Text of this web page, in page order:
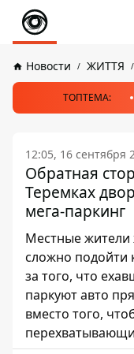
Новости ЖИТТЯ
ТОПТЕМА:
12:05, 16 сентября
Обратная
Теремках
мега-паркинг
Местные жители
сложно подойти
за того, что
паркуют авто
вместо того,